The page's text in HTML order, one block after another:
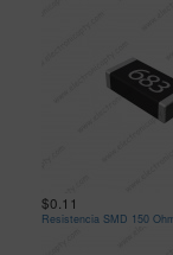
$0.11
Resistencia SMD 150